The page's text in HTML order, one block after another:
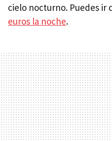
cielo nocturno. Puedes ir
euros la noche.